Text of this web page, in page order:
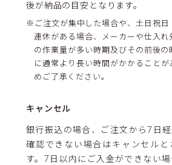
後が納品の目安となります。
※ご注文が集中した場合や、土日祝日
連休がある場合、メーカーや仕入れ
の作業量が多い時期及びその前後の
に通常より長い時間がかかることが
めご了承ください。
キャンセル
銀行振込の場合、ご注文から7日
確認できない場合はキャンセルと
す。7日以内にご入金ができない